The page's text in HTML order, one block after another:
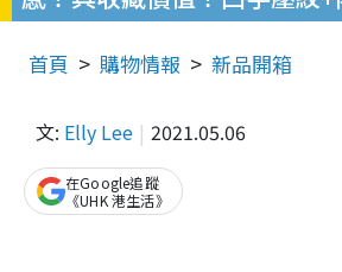
首頁 購物情報 新品開箱
文: Elly Lee 2021.05.06
在Google追蹤
《UHK 港生活》